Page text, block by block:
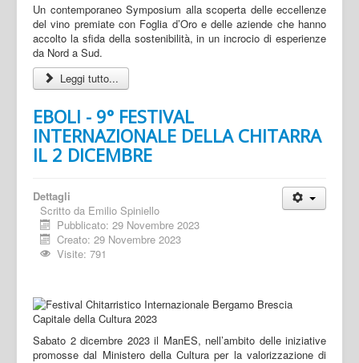
Un contemporaneo Symposium alla scoperta delle eccellenze
del vino premiate con Foglia d’Oro e delle aziende che hanno
accolto la sfida della sostenibilità, in un incrocio di esperienze
da Nord a Sud.
Leggi tutto...
EBOLI - 9° FESTIVAL
INTERNAZIONALE DELLA CHITARRA
IL 2 DICEMBRE
Dettagli
Scritto da Emilio Spiniello
Pubblicato: 29 Novembre 2023
Creato: 29 Novembre 2023
Visite: 791
Sabato 2 dicembre 2023 il ManES, nell’ambito delle iniziative
promosse dal Ministero della Cultura per la valorizzazione di